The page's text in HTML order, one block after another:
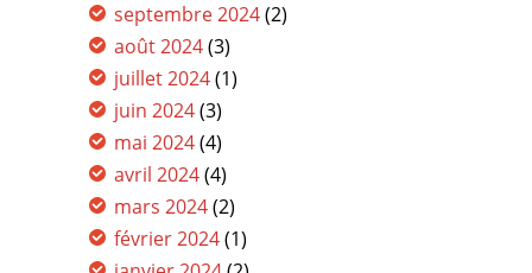
septembre 2024(2)
août 2024(3)
juillet 2024(1)
juin 2024(3)
mai 2024(4)
avril 2024(4)
mars 2024(2)
février 2024(1)